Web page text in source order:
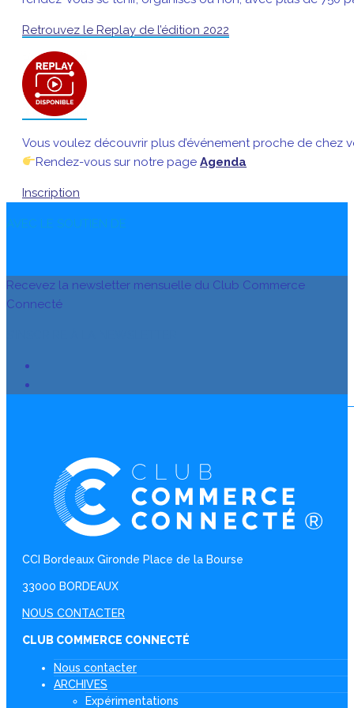
Retrouvez le Replay de l’édition 2022
Vous voulez découvrir plus d’événement proche de chez
Rendez-vous sur notre pageAgenda
Inscription
AVEC LE SOUTIEN DE
Recevez la newsletter mensuelle du Club Commerce
Connecté
CCI Bordeaux Gironde Place de la Bourse
33000 BORDEAUX
NOUS CONTACTER
CLUB COMMERCE CONNECTÉ
Nous contacter
ARCHIVES
Expérimentations